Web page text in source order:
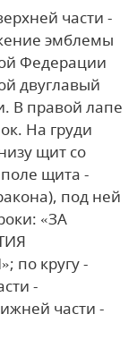
части -
эмблемы
Федерации
двуглавый
В правой лапе
На груди
щит со
щита -
под ней
«ЗА
кругу -
-
части -